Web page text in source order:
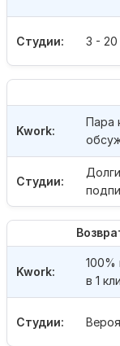
Студии: 3 - 20
Студии:
Kwork:
Пара
Студии:
Kwork:
100%
в 1